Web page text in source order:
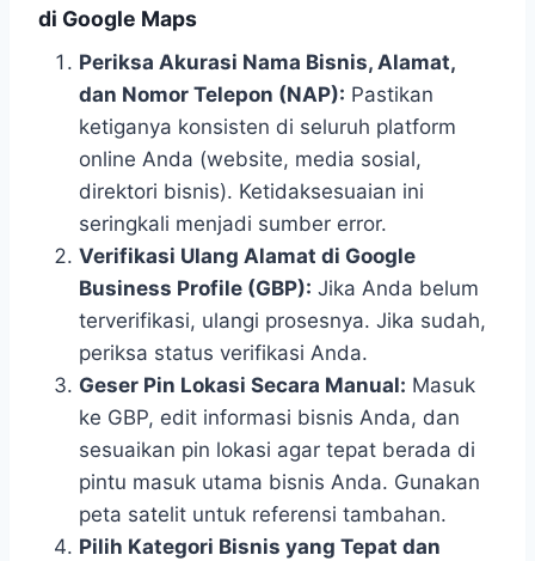
di Google Maps
Periksa Akurasi Nama Bisnis, Alamat,
dan Nomor Telepon (NAP): Pastikan
ketiganya konsisten di seluruh platform
online Anda (website, media sosial,
direktori bisnis). Ketidaksesuaian ini
seringkali menjadi sumber error.
Verifikasi Ulang Alamat di Google
Business Profile (GBP): Jika Anda belum
terverifikasi, ulangi prosesnya. Jika sudah,
periksa status verifikasi Anda.
Geser Pin Lokasi Secara Manual: Masuk
ke GBP, edit informasi bisnis Anda, dan
sesuaikan pin lokasi agar tepat berada di
pintu masuk utama bisnis Anda. Gunakan
peta satelit untuk referensi tambahan.
Pilih Kategori Bisnis yang Tepat dan